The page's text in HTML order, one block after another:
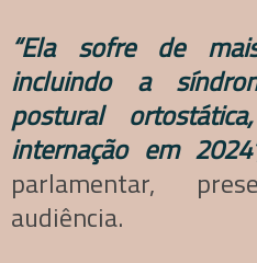
“Ela sofre de
incluindo a
postural
internação em
parlamentar,
audiência.